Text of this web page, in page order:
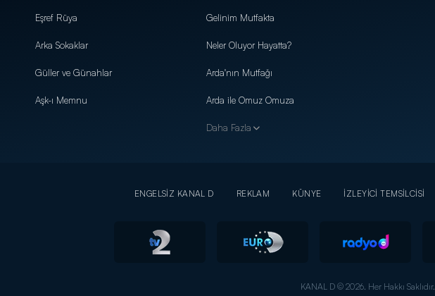
Eşref Rüya
Arka Sokaklar
Güller ve Günahlar
Aşk-ı Memnu
Gelinim Mutfakta
Neler Oluyor Hayatta?
Arda'nın Mutfağı
Arda ile Omuz Omuza
Daha Fazla
ENGELSİZ KANAL D REKLAM KÜNYE İZLEYİCİ TEMSİLCİSİ
KANAL D © 2026. Her Hakkı Saklıdır.